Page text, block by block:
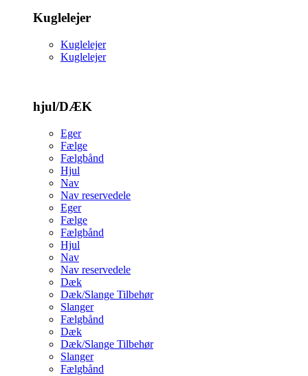
Kuglelejer
Kuglelejer
Kuglelejer
hjul/DÆK
Eger
Fælge
Fælgbånd
Hjul
Nav
Nav reservedele
Eger
Fælge
Fælgbånd
Hjul
Nav
Nav reservedele
Dæk
Dæk/Slange Tilbehør
Slanger
Fælgbånd
Dæk
Dæk/Slange Tilbehør
Slanger
Fælgbånd